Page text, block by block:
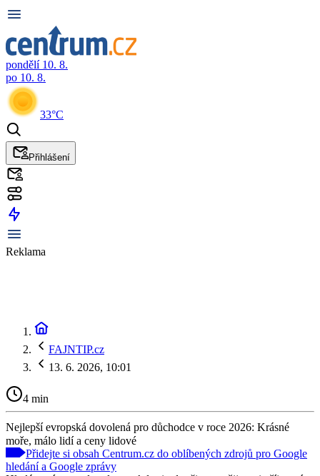
pondělí 10. 8.
po 10. 8.
33°C
Přihlášení
Reklama
FAJNTIP.cz
13. 6. 2026, 10:01
4 min
Nejlepší evropská dovolená pro důchodce v roce 2026: Krásné
moře, málo lidí a ceny lidové
Přidejte si obsah Centrum.cz do oblíbených zdrojů pro Google
hledání a Google zprávy